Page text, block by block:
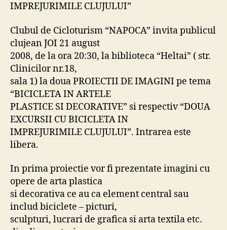
IMPREJURIMILE CLUJULUI”
Clubul de Cicloturism “NAPOCA” invita publicul
clujean JOI 21 august
2008, de la ora 20:30, la biblioteca “Heltai” ( str.
Clinicilor nr.18,
sala 1) la doua PROIECTII DE IMAGINI pe tema
“BICICLETA IN ARTELE
PLASTICE SI DECORATIVE” si respectiv “DOUA
EXCURSII CU BICICLETA IN
IMPREJURIMILE CLUJULUI”. Intrarea este
libera.
In prima proiectie vor fi prezentate imagini cu
opere de arta plastica
si decorativa ce au ca element central sau
includ biciclete – picturi,
sculpturi, lucrari de grafica si arta textila etc.